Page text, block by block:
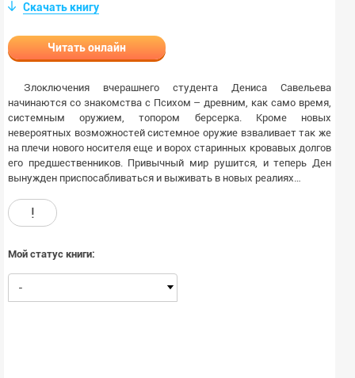
Скачать книгу
Читать онлайн
Злоключения вчерашнего студента Дениса Савельева
начинаются со знакомства с Психом – древним, как само время,
системным оружием, топором берсерка. Кроме новых
невероятных возможностей системное оружие взваливает так же
на плечи нового носителя еще и ворох старинных кровавых долгов
его предшественников. Привычный мир рушится, и теперь Ден
вынужден приспосабливаться и выживать в новых реалиях…
!
Мой статус книги:
-